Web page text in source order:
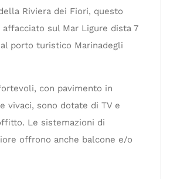
Riviera dei Fiori, questo
sul Mar Ligure dista 7
porto turistico Marinadegli
con pavimento in
vivaci, sono dotate di TV e
Le sistemazioni di
offrono anche balcone e/o